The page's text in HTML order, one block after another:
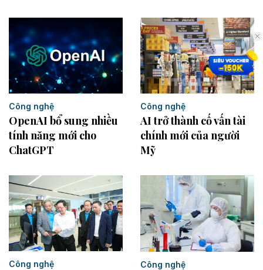
Công nghệ
OpenAI bổ sung nhiều
tính năng mới cho
ChatGPT
Công nghệ
AI trở thành cố vấn tài
chính mới của người
Mỹ
Công nghệ Công nghệ